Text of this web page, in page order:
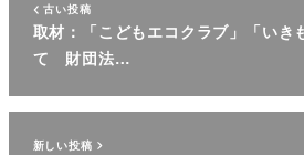
古い投稿
取材：「こどもエコクラブ」「いき
て 財団法…
新しい投稿